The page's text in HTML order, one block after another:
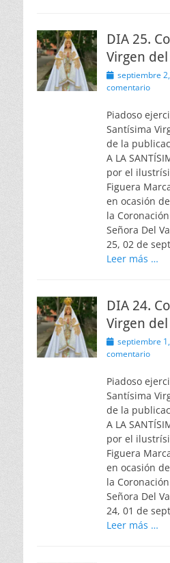
DIA 25.
Virgen del
Publicado
el
septiembre
comentario
Piadoso
Santísima
de la
A LA
por el
Figuera
en ocasión
la
Señora Del
25, 02 de
Leer más …
DIA 24.
Virgen del
Publicado
el
septiembre
comentario
Piadoso
Santísima
de la
A LA
por el
Figuera
en ocasión
la
Señora Del
24, 01 de
Leer más …